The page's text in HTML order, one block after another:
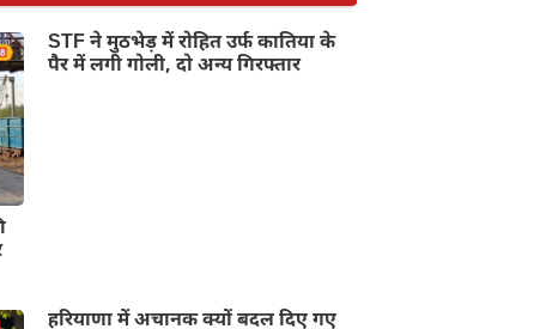
STF ने मुठभेड़ में रोहित उर्फ कातिया के
पैर में लगी गोली, दो अन्य गिरफ्तार
हरियाणा में अचानक क्यों बदल दिए गए